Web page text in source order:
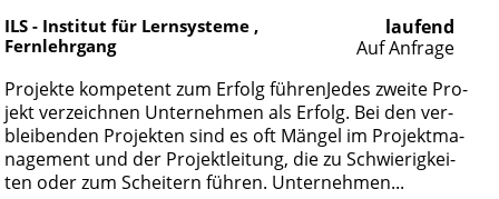
laufend
Auf Anfrage
ILS - Institut für Lernsysteme ,
Fernlehrgang
Pro­jek­te kom­pe­tent zum Er­folg füh­ren­Je­des zwei­te Pro­
jekt ver­zeich­nen Un­ter­neh­men als Er­folg. Bei den ver­
blei­ben­den Pro­jek­ten sind es oft Män­gel im Pro­jekt­ma­
nage­ment und der Pro­jekt­lei­tung, die zu Schwie­rig­kei­
ten oder zum Schei­tern füh­ren. Un­ter­neh­men...